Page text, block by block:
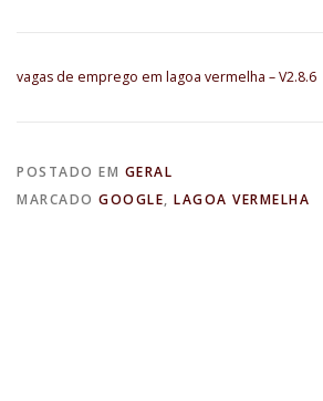
vagas de emprego em lagoa vermelha – V2.8.6
POSTADO EM GERAL
MARCADO GOOGLE, LAGOA VERMELHA